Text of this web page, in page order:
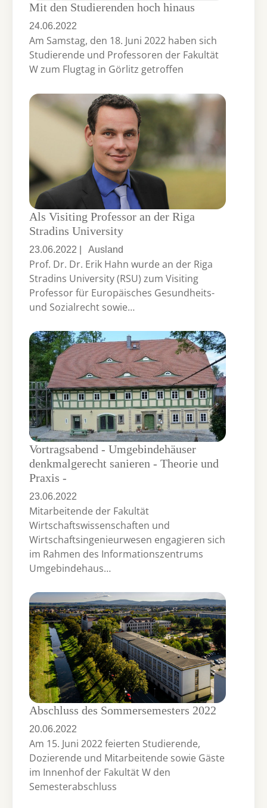
Mit den Studierenden hoch hinaus
24.06.2022
Am Samstag, den 18. Juni 2022 haben sich
Studierende und Professoren der Fakultät
W zum Flugtag in Görlitz getroffen
Als Visiting Professor an der Riga
Stradins University
23.06.2022 Ausland
Prof. Dr. Dr. Erik Hahn wurde an der Riga
Stradins University (RSU) zum Visiting
Professor für Europäisches Gesundheits-
und Sozialrecht sowie…
Vortragsabend - Umgebindehäuser
denkmalgerecht sanieren - Theorie und
Praxis -
23.06.2022
Mitarbeitende der Fakultät
Wirtschaftswissenschaften und
Wirtschaftsingenieurwesen engagieren sich
im Rahmen des Informationszentrums
Umgebindehaus…
Abschluss des Sommersemesters 2022
20.06.2022
Am 15. Juni 2022 feierten Studierende,
Dozierende und Mitarbeitende sowie Gäste
im Innenhof der Fakultät W den
Semesterabschluss